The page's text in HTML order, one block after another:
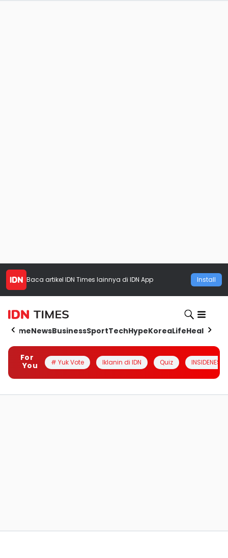
Baca artikel IDN Times lainnya di IDN App Install
HomeNewsBusinessSportTechHypeKoreaLifeHealth
For
You
# Yuk Vote Iklanin di IDN Quiz INSIDENESIA